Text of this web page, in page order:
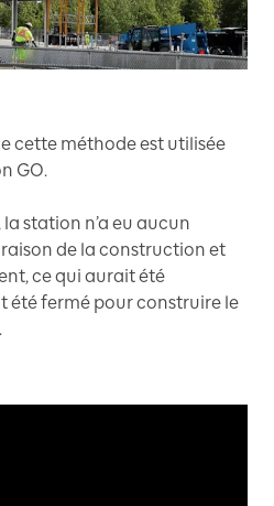
cette méthode est utilisée
GO.
station n’a eu aucun
de la construction et
ce qui aurait été
été fermé pour construire le